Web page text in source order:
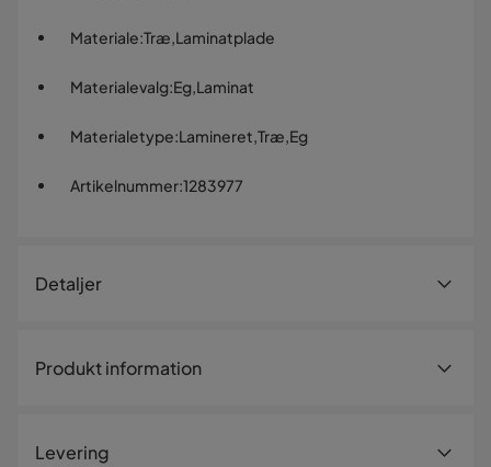
Materiale:Træ,Laminatplade
Materialevalg:Eg,Laminat
Materialetype:Lamineret,Træ,Eg
Artikelnummer:1283977
Detaljer
Størrelse
Produkt information
Levering